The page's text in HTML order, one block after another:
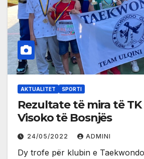
AKTUALITET SPORTI
Rezultate të mira të
Visoko të Bosnjës
24/05/2022 ADMINI
Dy trofe për klubin e